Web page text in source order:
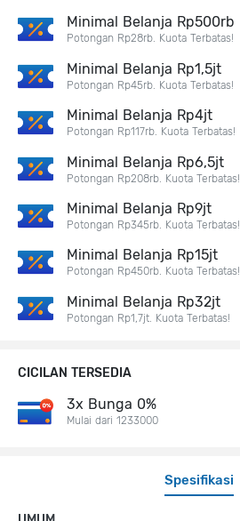
Spesifikasi
Minimal Belanja Rp500rb
Potongan Rp28rb. Kuota Terbatas!
Minimal Belanja Rp1,5jt
Potongan Rp45rb. Kuota Terbatas!
Minimal Belanja Rp4jt
Potongan Rp117rb. Kuota Terbatas!
Minimal Belanja Rp6,5jt
Potongan Rp208rb. Kuota Terbatas!
Minimal Belanja Rp9jt
Potongan Rp345rb. Kuota Terbatas!
Minimal Belanja Rp15jt
Potongan Rp450rb. Kuota Terbatas!
Minimal Belanja Rp32jt
Potongan Rp1,7jt. Kuota Terbatas!
CICILAN TERSEDIA
3x Bunga 0%
Mulai dari 1233000